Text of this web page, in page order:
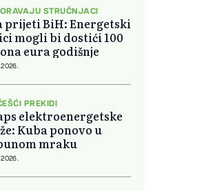
STRUČNJACI
prijeti BiH: Energetski
mogli bi dostići 100
eura godišnje
PREKIDI
elektroenergetske
Kuba ponovo u
mraku